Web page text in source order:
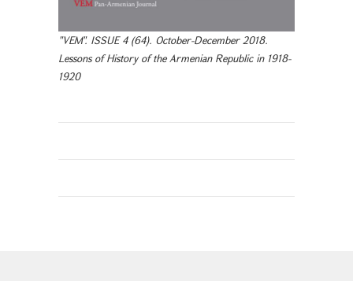
"VEM". ISSUE 4 (64). October-December 2018.
Lessons of History of the Armenian Republic in 1918-
1920